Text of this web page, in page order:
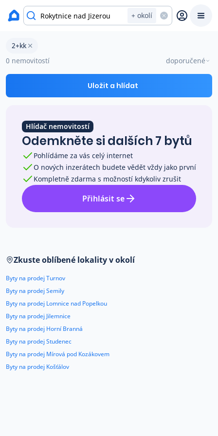
+ okolí
Prodat
Prodej s Reas.cz
Ceny prodaných nemovitostí
Okamžitý výkup
Přehled realitních makléřů
O nás
Kariéra
Kontakt
okres Semily
Byty 2+kk na prodej Rokytnice nad Jizerou
2+kk
0 nemovitostí
doporučené
Uložit a hlídat
Hlídač nemovitostí
Odemkněte si dalších 7 bytů
Pohlídáme za vás celý internet
O nových inzerátech budete vědět vždy jako první
Kompletně zdarma s možností kdykoliv zrušit
Přihlásit se
Zkuste oblíbené lokality v okolí
Byty na prodej Turnov
Byty na prodej Semily
Byty na prodej Lomnice nad Popelkou
Byty na prodej Jilemnice
Byty na prodej Horní Branná
Byty na prodej Studenec
Byty na prodej Mírová pod Kozákovem
Byty na prodej Košťálov